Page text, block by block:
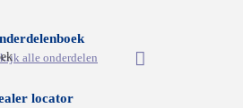
alle onderdelen
locator